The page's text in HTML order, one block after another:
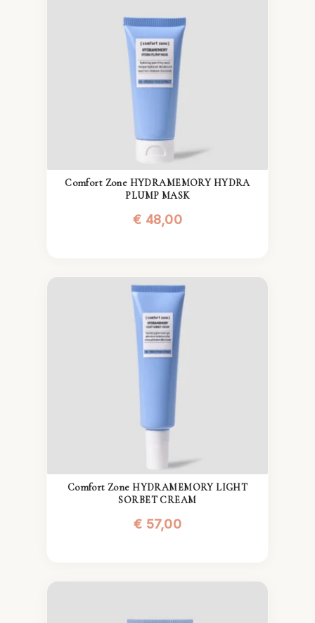
Comfort Zone HYDRAMEMORY HYDRA
PLUMP MASK
€ 48,00
Comfort Zone HYDRAMEMORY LIGHT
SORBET CREAM
€ 57,00